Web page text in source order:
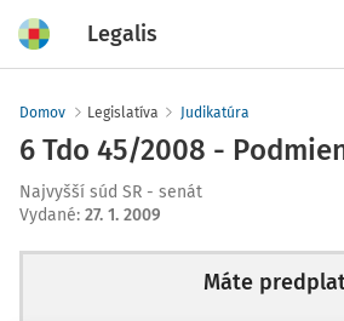
Legalis
Domov Legislatíva Judikatúra
6 Tdo 45/2008 -
Najvyšší súd SR - senát
Vydané: 27. 1. 2009
Máte